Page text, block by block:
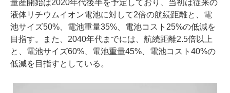
量産開始は2020年代後半を予定しており、当初は従来の
液体リチウムイオン電池に対して2倍の航続距離と、電
池サイズ50%、電池重量35%、電池コスト25%の低減を
目指す。また、2040年代までには、航続距離2.5倍以上
と、電池サイズ60%、電池重量45%、電池コスト40%の
低減を目指すとしている。